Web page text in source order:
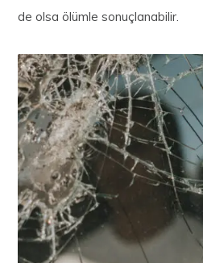
de olsa ölümle sonuçlanabilir.